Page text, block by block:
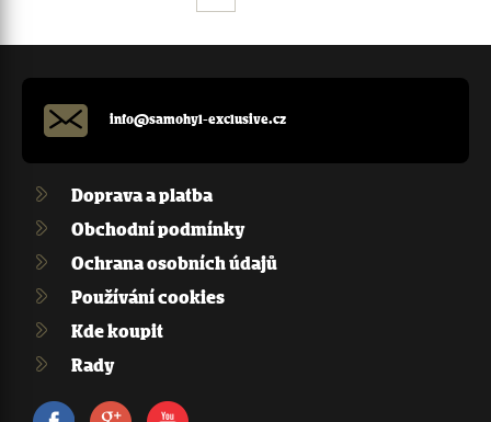
info@samohyl-exclusive.cz
Doprava a platba
Obchodní podmínky
Ochrana osobních údajů
Používání cookies
Kde koupit
Rady
FacebookGoogle+